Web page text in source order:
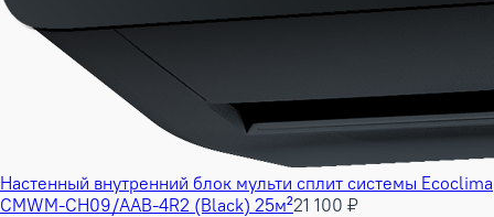
Настенный внутренний блок мульти сплит системы Ecoclima
CMWM-CH09/AAB-4R2 (Black) 25м²21 100 ₽